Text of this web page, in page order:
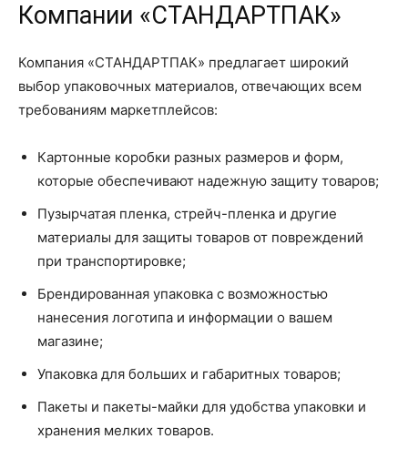
Компании «СТАНДАРТПАК»
Компания «СТАНДАРТПАК» предлагает широкий
выбор упаковочных материалов, отвечающих всем
требованиям маркетплейсов:
Картонные коробки разных размеров и форм,
которые обеспечивают надежную защиту товаров;
Пузырчатая пленка, стрейч-пленка и другие
материалы для защиты товаров от повреждений
при транспортировке;
Брендированная упаковка с возможностью
нанесения логотипа и информации о вашем
магазине;
Упаковка для больших и габаритных товаров;
Пакеты и пакеты-майки для удобства упаковки и
хранения мелких товаров.